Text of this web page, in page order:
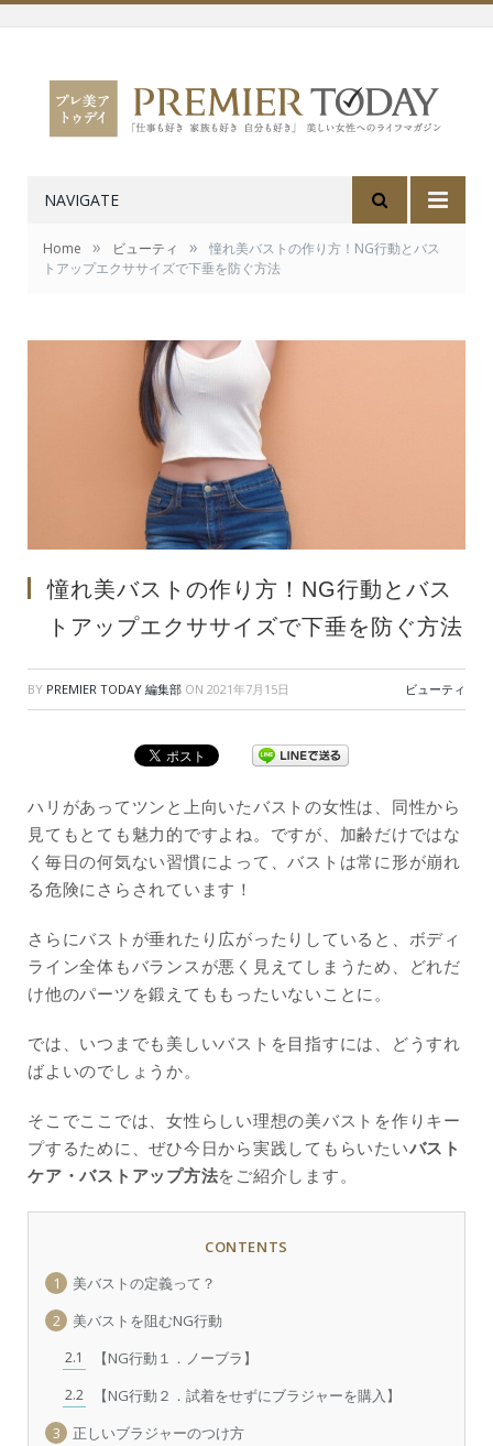
NAVIGATE
Home » ビューティ »
憧れ美バストの作り方！NG行動とバス
トアップエクササイズで下垂を防ぐ方法
憧れ美バストの作り方！NG行動とバス
トアップエクササイズで下垂を防ぐ方法
BY PREMIER TODAY 編集部 ON 2021年7月15日 ビューティ
ハリがあってツンと上向いたバストの女性は、同性から
見てもとても魅力的ですよね。ですが、加齢だけではな
く毎日の何気ない習慣によって、バストは常に形が崩れ
る危険にさらされています！
さらにバストが垂れたり広がったりしていると、ボディ
ライン全体もバランスが悪く見えてしまうため、どれだ
け他のパーツを鍛えてももったいないことに。
では、いつまでも美しいバストを目指すには、どうすれ
ばよいのでしょうか。
そこでここでは、女性らしい理想の美バストを作りキー
プするために、ぜひ今日から実践してもらいたいバスト
ケア・バストアップ方法をご紹介します。
CONTENTS
1
美バストの定義って？
2
美バストを阻むNG行動
2.1 【NG行動１．ノーブラ】
2.2
【NG行動２．試着をせずにブラジャーを購入】
3
正しいブラジャーのつけ方